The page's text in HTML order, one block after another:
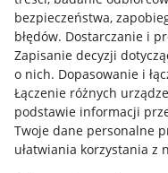
bezpieczeństwa,
błędów. Dostarczanie i
Zapisanie decyzji
o nich. Dopasowanie i
Łączenie różnych
podstawie informacji
Twoje dane personalne
ułatwiania korzystania z
Mapa miejscowości
Informacje prawne
Regulamin
Polityka plików "cookies"
Ustawienia plików